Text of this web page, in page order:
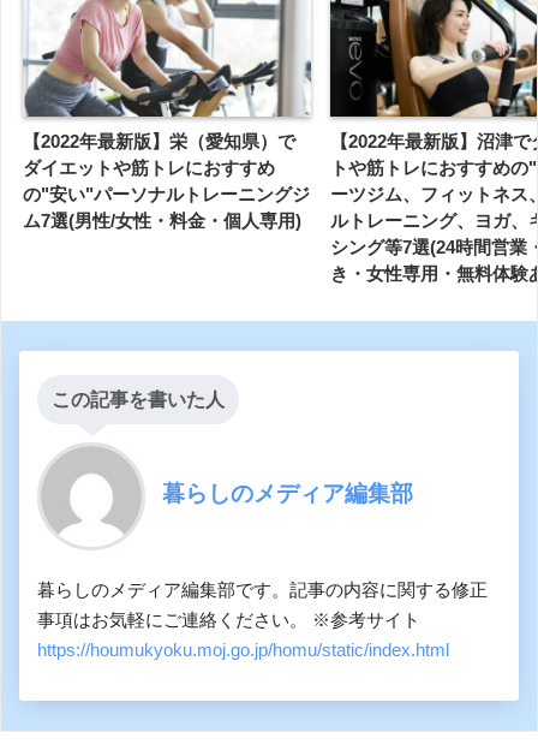
【2022年最新版】栄（愛知県）で
ダイエットや筋トレにおすすめ
の"安い"パーソナルトレーニングジ
ム7選(男性/女性・料金・個人専用)
【2022年最新版】沼津
トや筋トレにおすすめの
ーツジム、フィットネス
ルトレーニング、ヨガ、
シング等7選(24時間営業
き・女性専用・無料体験
この記事を書いた人
暮らしのメディア編集部
暮らしのメディア編集部です。記事の内容に関する修正
事項はお気軽にご連絡ください。 ※参考サイト
https://houmukyoku.moj.go.jp/homu/static/index.html